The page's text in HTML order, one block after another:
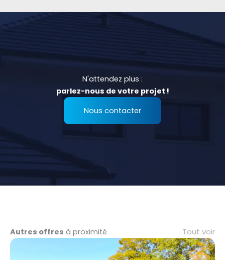
N'attendez plus :
parlez-nous de votre projet !
Nous contacter
Autres offres à proximité Tout voir